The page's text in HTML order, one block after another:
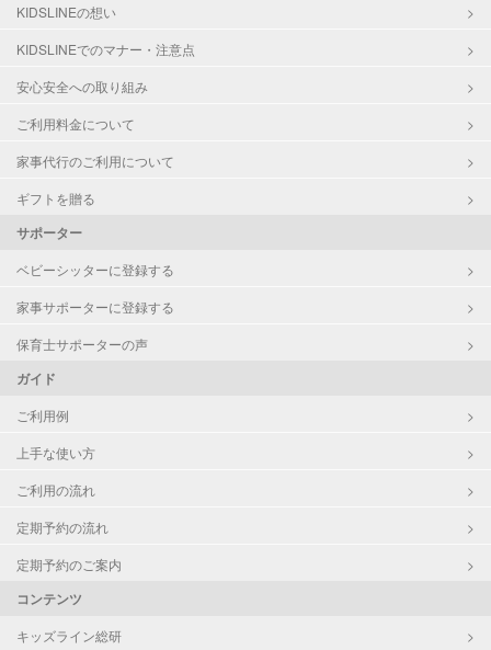
KIDSLINEの想い
KIDSLINEでのマナー・注意点
安心安全への取り組み
ご利用料金について
家事代行のご利用について
ギフトを贈る
サポーター
ベビーシッターに登録する
家事サポーターに登録する
保育士サポーターの声
ガイド
ご利用例
上手な使い方
ご利用の流れ
定期予約の流れ
定期予約のご案内
コンテンツ
キッズライン総研